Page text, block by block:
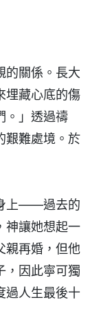
的關係。長大
埋藏心底的傷
。」透過禱
艱難處境。於
上——過去的
神讓她想起一
親再婚，但他
，因此寧可獨
過人生最後十